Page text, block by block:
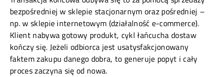
bezpośredniej w sklepie stacjonarnym oraz pośredniej –
np. w sklepie internetowym (działalność e-commerce).
Klient nabywa gotowy produkt, cykl łańcucha dostaw
kończy się. Jeżeli odbiorca jest usatysfakcjonowany
faktem zakupu danego dobra, to generuje popyt i cały
proces zaczyna się od nowa.